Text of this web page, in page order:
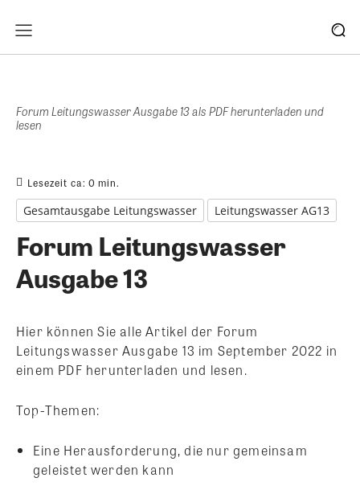
Forum Leitungswasser Ausgabe 13 als PDF herunterladen und
lesen
Lesezeit ca: 0 min.
Gesamtausgabe Leitungswasser Leitungswasser AG13
Forum Leitungswasser
Ausgabe 13
Hier können Sie alle Artikel der Forum
Leitungswasser Ausgabe 13 im September 2022 in
einem PDF herunterladen und lesen.
Top-Themen:
Eine Herausforderung, die nur gemeinsam
geleistet werden kann